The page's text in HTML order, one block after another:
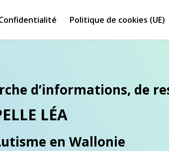
Politique de cookies (UE)
d’informations, de
LÉA
en Wallonie